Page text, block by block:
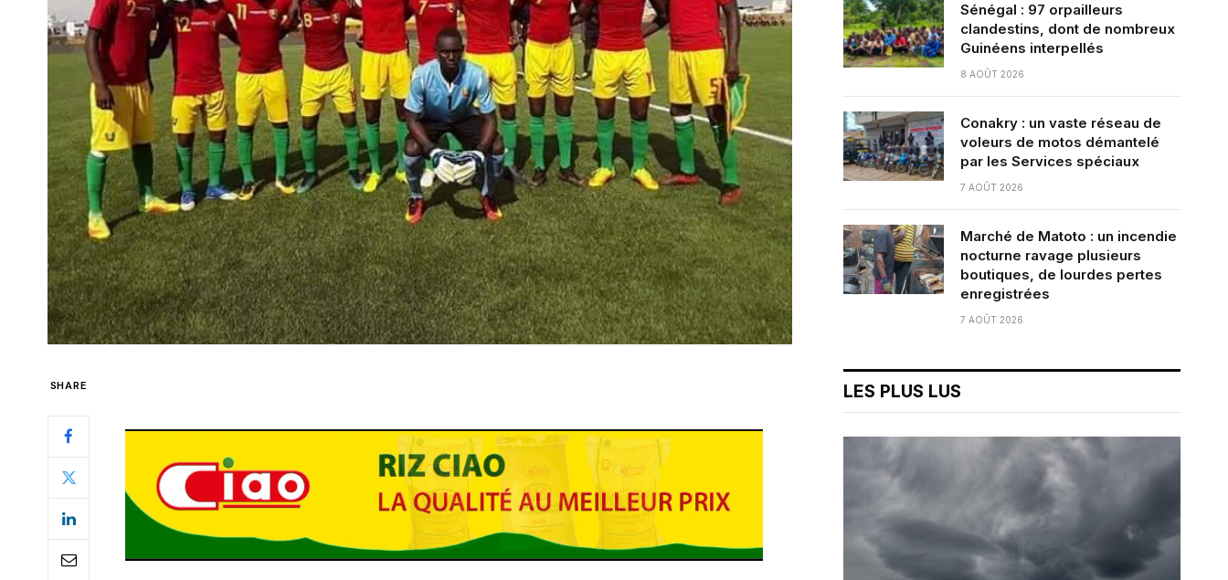
SHARE
Sénégal : 97 orpailleurs
clandestins, dont de nombreux
Guinéens interpellés
8 AOÛT 2026
Conakry : un vaste réseau de
voleurs de motos démantelé
par les Services spéciaux
7 AOÛT 2026
Marché de Matoto : un incendie
nocturne ravage plusieurs
boutiques, de lourdes pertes
enregistrées
7 AOÛT 2026
LES PLUS LUS